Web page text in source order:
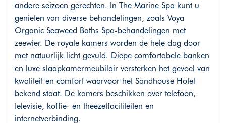
andere seizoen gerechten. In The Marine Spa kunt u
genieten van diverse behandelingen, zoals Voya
Organic Seaweed Baths Spa-behandelingen met
zeewier. De royale kamers worden de hele dag door
met natuurlijk licht gevuld. Diepe comfortabele banken
en luxe slaapkamermeubilair versterken het gevoel van
kwaliteit en comfort waarvoor het Sandhouse Hotel
bekend staat. De kamers beschikken over telefoon,
televisie, koffie- en theezetfaciliteiten en
internetverbinding.